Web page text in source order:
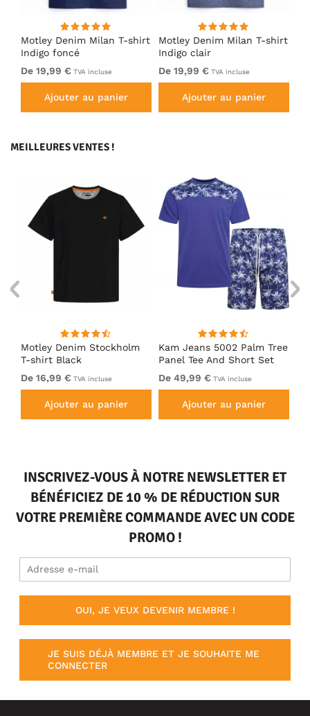
Motley Denim Milan T-shirt
Indigo foncé
De 19,99 € TVA incluse
Ajouter au panier
Motley Denim Milan T-shirt
Indigo clair
De 19,99 € TVA incluse
Ajouter au panier
MEILLEURES VENTES !
Motley Denim Stockholm
T-shirt Black
De 16,99 € TVA incluse
Ajouter au panier
Kam Jeans 5002 Palm Tree
Panel Tee And Short Set
Electric Blue
De 49,99 € TVA incluse
Ajouter au panier
INSCRIVEZ-VOUS À NOTRE NEWSLETTER ET
BÉNÉFICIEZ DE 10 % DE RÉDUCTION SUR
VOTRE PREMIÈRE COMMANDE AVEC UN CODE
PROMO !
OUI, JE VEUX DEVENIR MEMBRE !
JE SUIS DÉJÀ MEMBRE ET JE SOUHAITE ME
CONNECTER